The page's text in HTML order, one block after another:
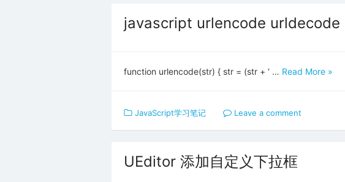
javascript urlencode urldecode
function urlencode(str) { str = (str + ‘ … Read More »
JavaScript学习笔记 Leave a comment
UEditor 添加自定义下拉框